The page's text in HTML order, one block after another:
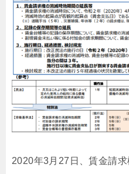
2020年3月27日、賃金請